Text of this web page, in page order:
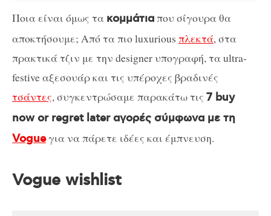
Ποια είναι όμως τα κομμάτιαπου σίγουρα θα
αποκτήσουμε; Από τα πιο luxurious πλεκτά, στα
πρακτικά τζιν με την designer υπογραφή, τα ultra-
festive αξεσουάρ και τις υπέροχες βραδινές
τσάντες, συγκεντρώσαμε παρακάτω τις 7 buy
now or regret later αγορές σύμφωνα με τη
Vogueγια να πάρετε ιδέες και έμπνευση.
Vogue wishlist